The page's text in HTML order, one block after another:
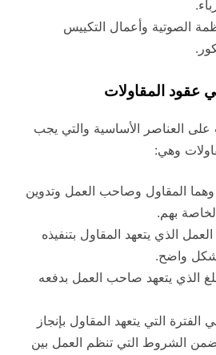
الصوتية وأعمال التكييس
عقود المقاولات
العناصر الأساسية والتي يجب
وهي:
المقاول وصاحب العمل وتدوين
بهم.
الذي يتعهد المقاول بتنفيذه
واضح.
الذي يتعهد صاحب العمل بدفعه
التي يتعهد المقاول بإنجاز
الشروط التي تنظم العمل بين